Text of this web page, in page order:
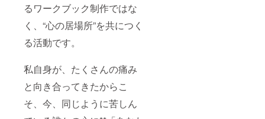
るワークブック制作ではな
く、“心の居場所”を共につく
る活動です。
私自身が、たくさんの痛み
と向き合ってきたからこ
そ、今、同じように苦しん